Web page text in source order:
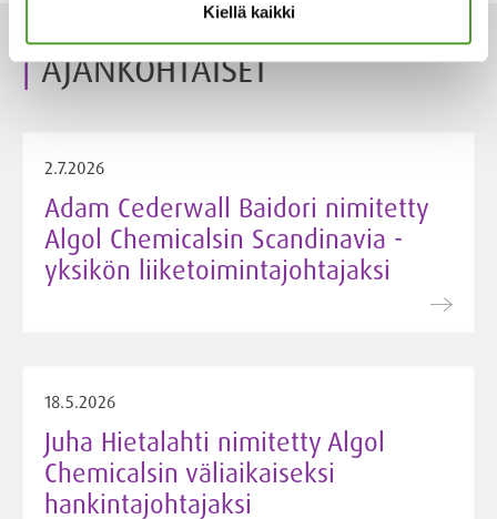
Kiellä kaikki
AJANKOHTAISET
2.7.2026
Adam Cederwall Baidori nimitetty
Algol Chemicalsin Scandinavia -
yksikön liiketoimintajohtajaksi
18.5.2026
Juha Hietalahti nimitetty Algol
Chemicalsin väliaikaiseksi
hankintajohtajaksi